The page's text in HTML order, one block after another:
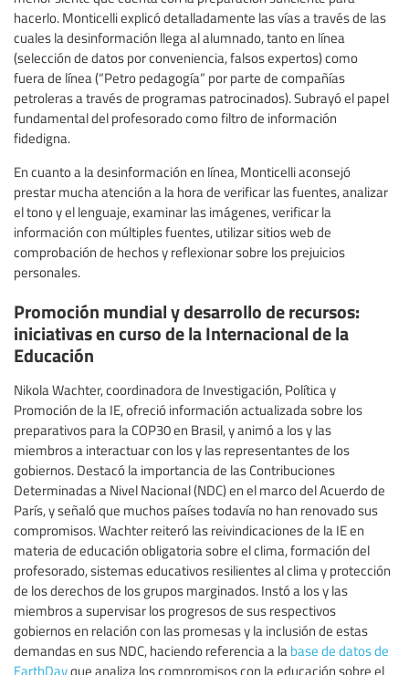
hacerlo. Monticelli explicó detalladamente las vías a través de las
cuales la desinformación llega al alumnado, tanto en línea
(selección de datos por conveniencia, falsos expertos) como
fuera de línea (“Petro pedagogía” por parte de compañías
petroleras a través de programas patrocinados). Subrayó el papel
fundamental del profesorado como filtro de información
fidedigna.
En cuanto a la desinformación en línea, Monticelli aconsejó
prestar mucha atención a la hora de verificar las fuentes, analizar
el tono y el lenguaje, examinar las imágenes, verificar la
información con múltiples fuentes, utilizar sitios web de
comprobación de hechos y reflexionar sobre los prejuicios
personales.
Promoción mundial y desarrollo de recursos:
iniciativas en curso de la Internacional de la
Educación
Nikola Wachter, coordinadora de Investigación, Política y
Promoción de la IE, ofreció información actualizada sobre los
preparativos para la COP30 en Brasil, y animó a los y las
miembros a interactuar con los y las representantes de los
gobiernos. Destacó la importancia de las Contribuciones
Determinadas a Nivel Nacional (NDC) en el marco del Acuerdo de
París, y señaló que muchos países todavía no han renovado sus
compromisos. Wachter reiteró las reivindicaciones de la IE en
materia de educación obligatoria sobre el clima, formación del
profesorado, sistemas educativos resilientes al clima y protección
de los derechos de los grupos marginados. Instó a los y las
miembros a supervisar los progresos de sus respectivos
gobiernos en relación con las promesas y la inclusión de estas
demandas en sus NDC, haciendo referencia a la base de datos de
EarthDayque analiza los compromisos con la educación sobre el